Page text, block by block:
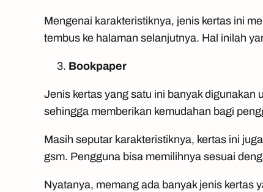
Mengenai karakteristiknya, jenis kertas ini
tembus ke halaman selanjutnya. Hal inilah
Bookpaper
Jenis kertas yang satu ini banyak digunakan
sehingga memberikan kemudahan bagi
Masih seputar karakteristiknya, kertas ini
gsm. Pengguna bisa memilihnya sesuai
Nyatanya, memang ada banyak jenis kertas